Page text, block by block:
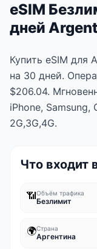
eSIM
дней
Купить eSIM для
на 30 дней.
$206.04.
iPhone,
2G,3G,4G.
Что входит
📶Объём трафика
Безлимит
🌍Страна
Аргентина